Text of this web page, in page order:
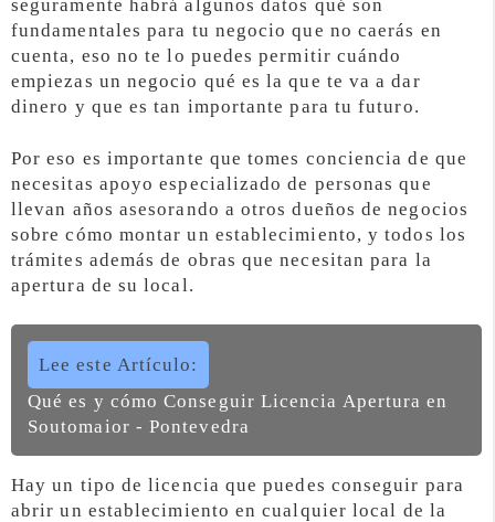
seguramente habrá algunos datos qué son
fundamentales para tu negocio que no caerás en
cuenta, eso no te lo puedes permitir cuándo
empiezas un negocio qué es la que te va a dar
dinero y que es tan importante para tu futuro.
Por eso es importante que tomes conciencia de que
necesitas apoyo especializado de personas que
llevan años asesorando a otros dueños de negocios
sobre cómo montar un establecimiento, y todos los
trámites además de obras que necesitan para la
apertura de su local.
Lee este Artículo:
Qué es y cómo Conseguir Licencia Apertura en
Soutomaior - Pontevedra
Hay un tipo de licencia que puedes conseguir para
abrir un establecimiento en cualquier local de la